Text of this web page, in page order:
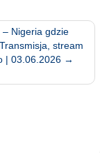
– Nigeria gdzie
stream
| 03.06.2026 →